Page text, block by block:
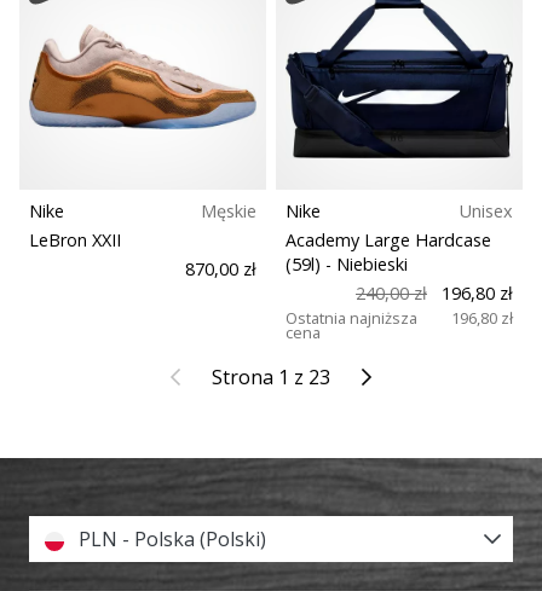
Nike
Męskie
LeBron XXII
870,00 zł
Nike
Unisex
Academy Large Hardcase
(59l) - Niebieski
240,00 zł
196,80 zł
Ostatnia najniższa
cena
196,80 zł
Poprzedni
Strona 1 z 23 Kolejny
PLN - Polska (Polski)